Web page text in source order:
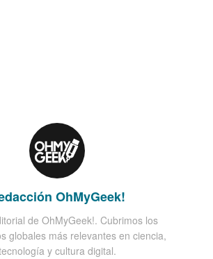
OhMyGeek!
de OhMyGeek!. Cubrimos los
globales más relevantes en ciencia,
y cultura digital.